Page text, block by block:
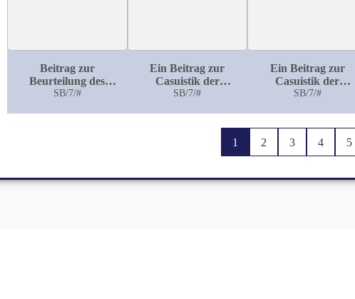
Beitrag zur
Beurteilung des
Kreosots und dessen
SB/7/#
Ein Beitrag zur
Casuistik der
congenitalen
SB/7/#
Ein Beitrag zur
Casuistik der
congenitalen
SB/7/#
1 2 3 4 5